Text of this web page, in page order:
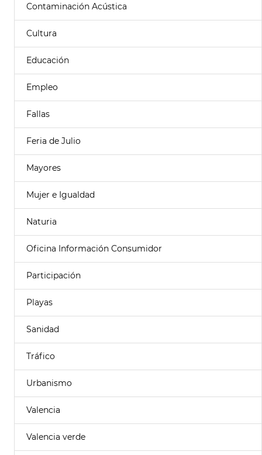
Contaminación Acústica
Cultura
Educación
Empleo
Fallas
Feria de Julio
Mayores
Mujer e Igualdad
Naturia
Oficina Información Consumidor
Participación
Playas
Sanidad
Tráfico
Urbanismo
Valencia
Valencia verde